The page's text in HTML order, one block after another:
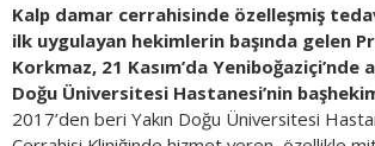
Kalp damar cerrahisinde özelleşmiş
ilk uygulayan hekimlerin başında gelen
Korkmaz, 21 Kasım’da Yeniboğaziçi’nde
Doğu Üniversitesi Hastanesi’nin
2017’den beri Yakın Doğu Üniversitesi